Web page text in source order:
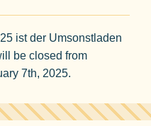
ist der Umsonstladen
be closed from
7th, 2025.